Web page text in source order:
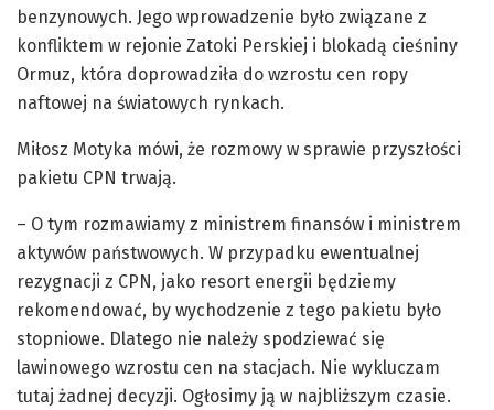
benzynowych. Jego wprowadzenie było związane z
konfliktem w rejonie Zatoki Perskiej i blokadą cieśniny
Ormuz, która doprowadziła do wzrostu cen ropy
naftowej na światowych rynkach.
Miłosz Motyka mówi, że rozmowy w sprawie przyszłości
pakietu CPN trwają.
– O tym rozmawiamy z ministrem finansów i ministrem
aktywów państwowych. W przypadku ewentualnej
rezygnacji z CPN, jako resort energii będziemy
rekomendować, by wychodzenie z tego pakietu było
stopniowe. Dlatego nie należy spodziewać się
lawinowego wzrostu cen na stacjach. Nie wykluczam
tutaj żadnej decyzji. Ogłosimy ją w najbliższym czasie.